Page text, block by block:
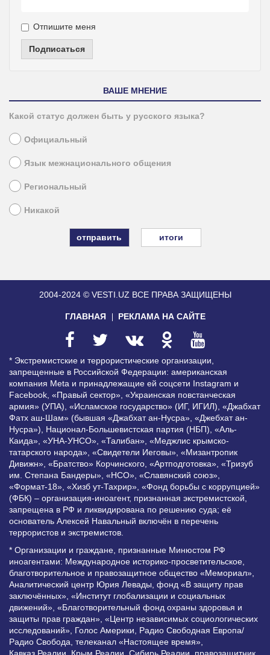
Отпишите меня
Подписаться
ВАШЕ МНЕНИЕ
Какой статус должен быть у русского языка?
Официальный
Язык межнационального общения
Региональный
Никакой
итоги
2004-2024 © VESTI.UZ ВСЕ ПРАВА ЗАЩИЩЕНЫ
ГЛАВНАЯ РЕКЛАМА НА САЙТЕ
* Экстремистские и террористические организации,
запрещенные в Российской Федерации: американская
компания Meta и принадлежащие ей соцсети Instagram и
Facebook, «Правый сектор», «Украинская повстанческая
армия» (УПА), «Исламское государство» (ИГ, ИГИЛ), «Джабхат
Фатх аш-Шам» (бывшая «Джабхат ан-Нусра», «Джебхат ан-
Нусра»), Национал-Большевистская партия (НБП), «Аль-
Каида», «УНА-УНСО», «Талибан», «Меджлис крымско-
татарского народа», «Свидетели Иеговы», «Мизантропик
Дивижн», «Братство» Корчинского, «Артподготовка», «Тризуб
им. Степана Бандеры», «НСО», «Славянский союз»,
«Формат-18», «Хизб ут-Тахрир», «Фонд борьбы с коррупцией»
(ФБК) – организация-иноагент, признанная экстремистской,
запрещена в РФ и ликвидирована по решению суда; её
основатель Алексей Навальный включён в перечень
террористов и экстремистов.
* Организации и граждане, признанные Минюстом РФ
иноагентами: Международное историко-просветительское,
благотворительное и правозащитное общество «Мемориал»,
Аналитический центр Юрия Левады, фонд «В защиту прав
заключённых», «Институт глобализации и социальных
движений», «Благотворительный фонд охраны здоровья и
защиты прав граждан», «Центр независимых социологических
исследований», Голос Америки, Радио Свободная Европа/
Радио Свобода, телеканал «Настоящее время»,